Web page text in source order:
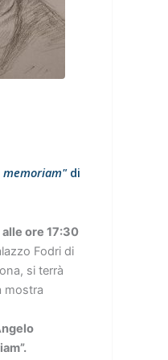
di
ore 17:30
Fodri di
si terrà
mostra